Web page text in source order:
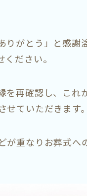
がとう」と感謝
ださい。
再確認し、これ
ていただきます。
重なりお葬式へ